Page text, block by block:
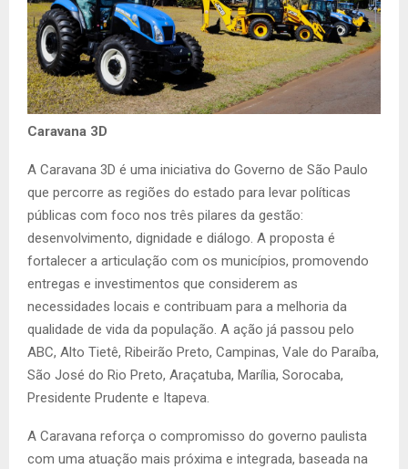
Caravana 3D
A Caravana 3D é uma iniciativa do Governo de São Paulo
que percorre as regiões do estado para levar políticas
públicas com foco nos três pilares da gestão:
desenvolvimento, dignidade e diálogo. A proposta é
fortalecer a articulação com os municípios, promovendo
entregas e investimentos que considerem as
necessidades locais e contribuam para a melhoria da
qualidade de vida da população. A ação já passou pelo
ABC, Alto Tietê, Ribeirão Preto, Campinas, Vale do Paraíba,
São José do Rio Preto, Araçatuba, Marília, Sorocaba,
Presidente Prudente e Itapeva.
A Caravana reforça o compromisso do governo paulista
com uma atuação mais próxima e integrada, baseada na